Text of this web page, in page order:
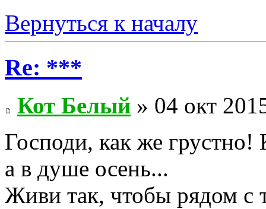
Вернуться к началу
Re: ***
Кот Белый » 04 окт
Господи, как же грустно!
а в душе осень...
Живи так, чтобы рядом с